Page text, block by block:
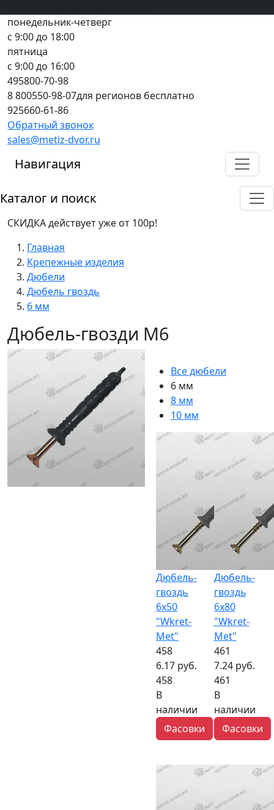
понедельник-четверг
с 9:00 до 18:00
пятница
с 9:00 до 16:00
495800-70-98
8 800550-98-07для регионов бесплатно
925660-61-86
Обратный звонок
sales@metiz-dvor.ru
Навигация
Каталог и поиск
СКИДКА действует уже от 100р!
Главная
Крепежные изделия
Дюбели
Дюбель гвоздь
6 мм
Дюбель-гвозди М6
Все дюбели
6 мм
8 мм
10 мм
Дюбель-
гвоздь
6х50
"Wkret-
Met"
458
6.17 руб.
458
В
наличии
Фасовки
Дюбель-
гвоздь
6х80
"Wkret-
Met"
461
7.24 руб.
461
В
наличии
Фасовки